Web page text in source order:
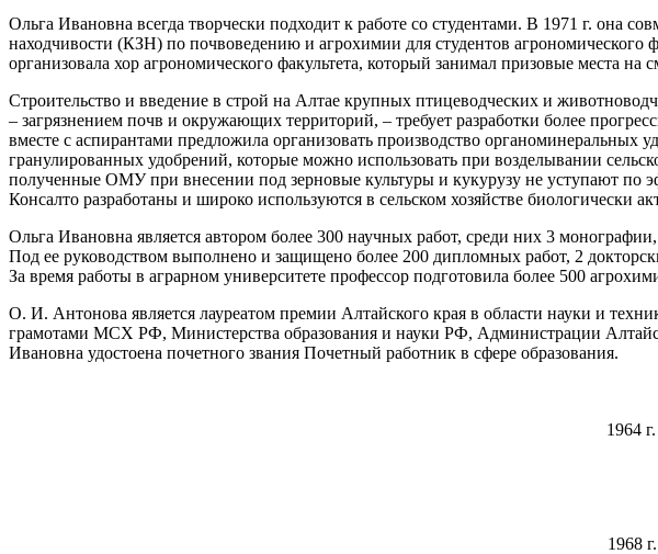
Ольга Ивановна всегда творчески подходит к работе со студентами. В 1971 г. она
находчивости (КЗН) по почвоведению и агрохимии для студентов агрономического
организовала хор агрономического факультета, который занимал призовые места
Строительство и введение в строй на Алтае крупных птицеводческих и
– загрязнением почв и окружающих территорий, – требует разработки более
вместе с аспирантами предложила организовать производство
гранулированных удобрений, которые можно использовать при возделывании
полученные ОМУ при внесении под зерновые культуры и кукурузу не уступают
Консалто разработаны и широко используются в сельском хозяйстве
Ольга Ивановна является автором более 300 научных работ, среди них 3
Под ее руководством выполнено и защищено более 200 дипломных работ, 2
За время работы в аграрном университете профессор подготовила более 500
О. И. Антонова является лауреатом премии Алтайского края в области науки и
грамотами МСХ РФ, Министерства образования и науки РФ, Администрации
Ивановна удостоена почетного звания Почетный работник в сфере образования.
1964
1968